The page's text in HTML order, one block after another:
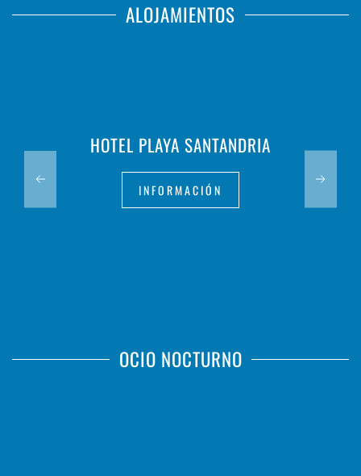
ALOJAMIENTOS
HOTEL PLAYA SANTANDRIA
INFORMACIÓN
OCIO NOCTURNO